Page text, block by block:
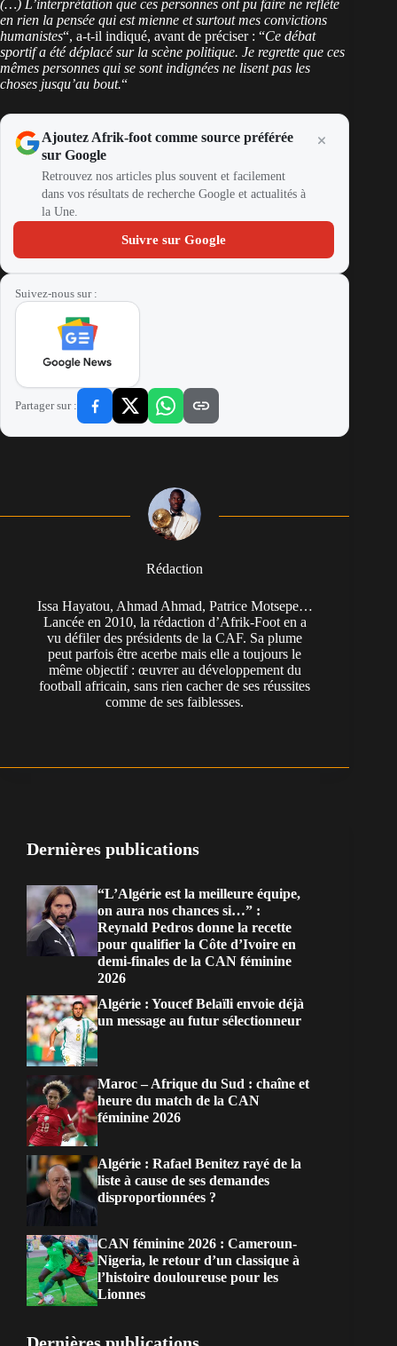
(…) L’interprétation que ces personnes ont pu faire ne reflète
en rien la pensée qui est mienne et surtout mes convictions
humanistes“, a-t-il indiqué, avant de préciser : “Ce débat
sportif a été déplacé sur la scène politique. Je regrette que ces
mêmes personnes qui se sont indignées ne lisent pas les
choses jusqu’au bout.“
Ajoutez Afrik-foot comme source préférée
sur Google
Retrouvez nos articles plus souvent et facilement
dans vos résultats de recherche Google et actualités à
la Une.
Suivre sur Google
Suivez-nous sur :
Partager sur :
Rédaction
Issa Hayatou, Ahmad Ahmad, Patrice Motsepe…
Lancée en 2010, la rédaction d’Afrik-Foot en a
vu défiler des présidents de la CAF. Sa plume
peut parfois être acerbe mais elle a toujours le
même objectif : œuvrer au développement du
football africain, sans rien cacher de ses réussites
comme de ses faiblesses.
Dernières publications
“L’Algérie est la meilleure équipe,
on aura nos chances si…” :
Reynald Pedros donne la recette
pour qualifier la Côte d’Ivoire en
demi-finales de la CAN féminine
2026
Algérie : Youcef Belaïli envoie déjà
un message au futur sélectionneur
Maroc – Afrique du Sud : chaîne et
heure du match de la CAN
féminine 2026
Algérie : Rafael Benitez rayé de la
liste à cause de ses demandes
disproportionnées ?
CAN féminine 2026 : Cameroun-
Nigeria, le retour d’un classique à
l’histoire douloureuse pour les
Lionnes